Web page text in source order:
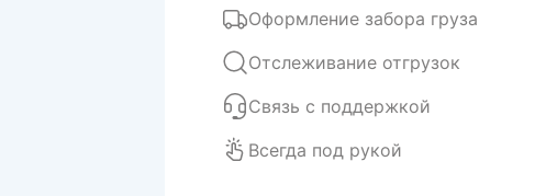
Оформление забора груза
Отслеживание отгрузок
Связь с поддержкой
Всегда под рукой